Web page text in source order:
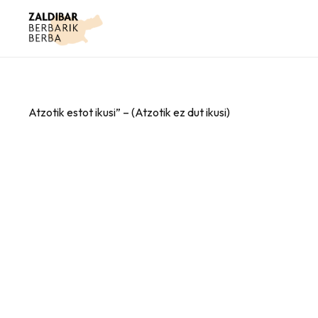
Atzotik estot ikusi” – (Atzotik ez dut ikusi)